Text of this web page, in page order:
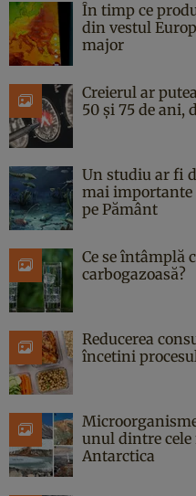
În timp ce
din vestul
major
Creierul ar
50 și 75 de ani,
Un studiu ar fi
mai importante
pe Pământ
Ce se întâmplă
carbogazoasă?
Reducerea
încetini
unul dintre
Antarctica